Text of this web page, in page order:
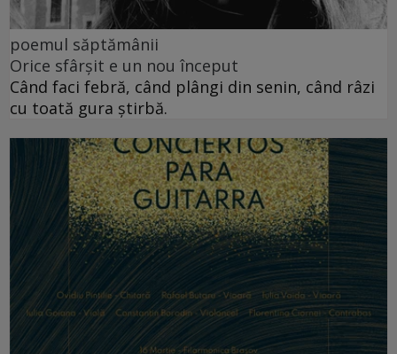
poemul săptămânii
Orice sfârșit e un nou început
Când faci febră, când plângi din senin, când râzi
cu toată gura știrbă.